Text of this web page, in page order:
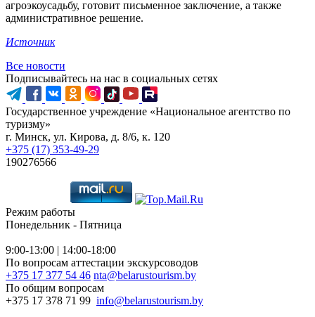
агроэкоусадьбу, готовит письменное заключение, а также
административное решение.
Источник
Все новости
Подписывайтесь на нас в социальных сетях
Государственное учреждение «Национальное агентство по
туризму»
г. Минск, ул. Кирова, д. 8/6, к. 120
+375 (17) 353-49-29
190276566
Режим работы
Понедельник - Пятница
9:00-13:00 | 14:00-18:00
По вопросам аттестации экскурсоводов
+375 17 377 54 46 nta@belarustourism.by
По общим вопросам
+375 17 378 71 99 info@belarustourism.by